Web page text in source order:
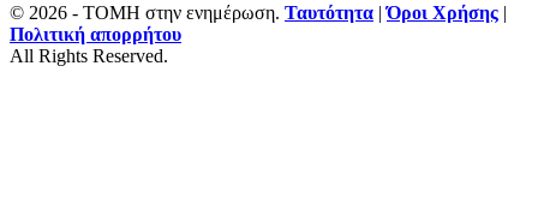
© 2026 - ΤΟΜΗ στην ενημέρωση. Ταυτότητα |Όροι Χρήσης |
Πολιτική απορρήτου
All Rights Reserved.